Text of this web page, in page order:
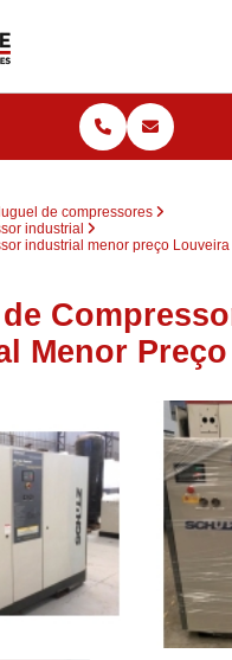
de compressores
industrial
industrial menor preço Louveira
Menor